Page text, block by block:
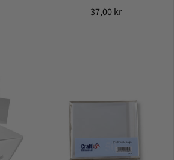
37,00 kr